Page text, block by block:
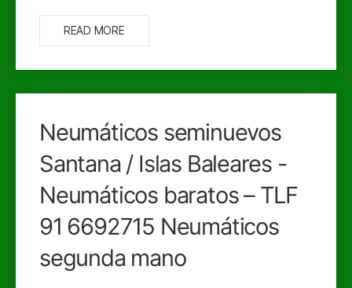
READ MORE
Neumáticos seminuevos
Santana / Islas Baleares -
Neumáticos baratos – TLF
91 6692715 Neumáticos
segunda mano